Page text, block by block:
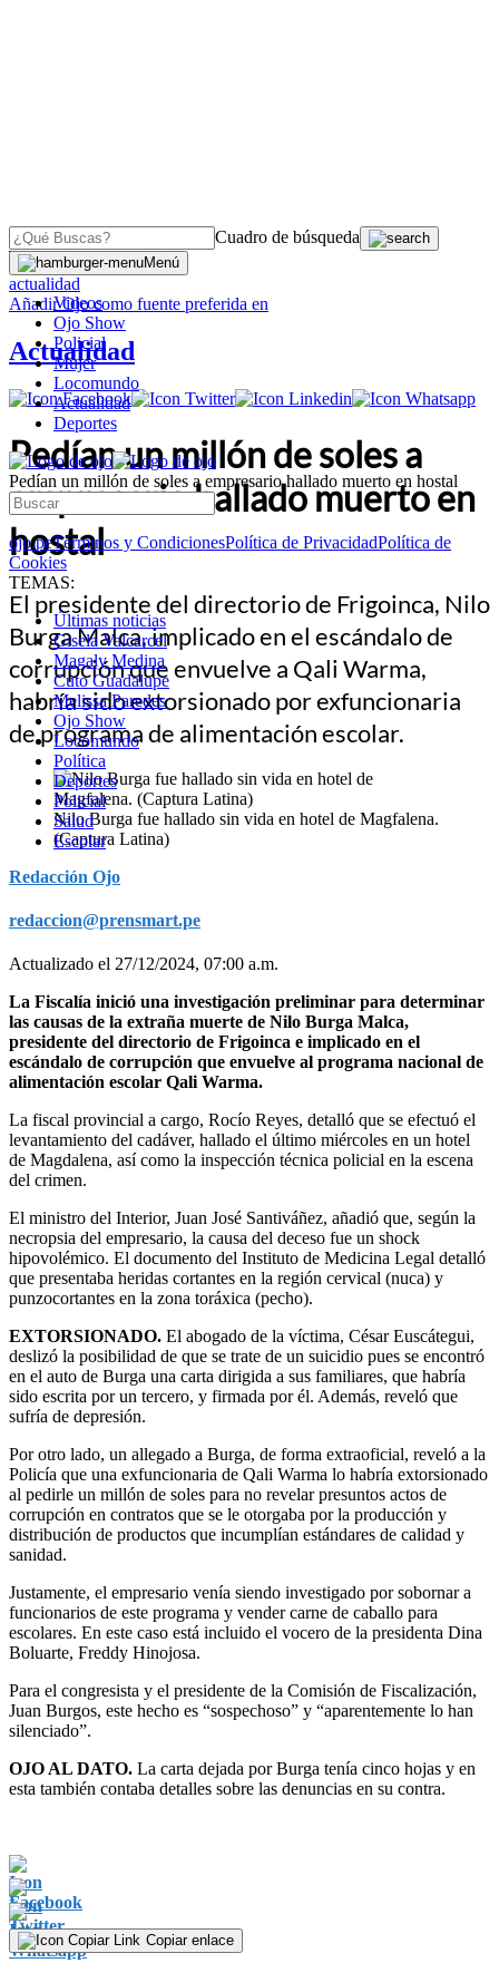
Cuadro de búsqueda
Menú
Videos
Ojo Show
Policial
Mujer
Locomundo
Actualidad
Deportes
Pedían un millón de soles a empresario hallado muerto en hostal
ojo.peTérminos y CondicionesPolítica de PrivacidadPolítica de
Cookies
TEMAS:
Últimas noticias
Gisela Valcarcel
Magaly Medina
Cuto Guadalupe
Melissa Paredes
Ojo Show
Locomundo
Política
Deportes
Policial
Salud
Escolar
OJO
actualidad
AñadirOjocomo fuente preferida en
Actualidad
Pedían un millón de soles a
empresario hallado muerto en
hostal
El presidente del directorio de Frigoinca, Nilo
Burga Malca, implicado en el escándalo de
corrupción que envuelve a Qali Warma,
habría sido extorsionado por exfuncionaria
de programa de alimentación escolar.
Nilo Burga fue hallado sin vida en hotel de Magfalena.
(Captura Latina)
Redacción Ojo
redaccion@prensmart.pe
Actualizado el 27/12/2024, 07:00 a.m.
La Fiscalía inició una investigación preliminar para determinar
las causas de la extraña muerte de Nilo Burga Malca,
presidente del directorio de Frigoinca e implicado en el
escándalo de corrupción que envuelve al programa nacional de
alimentación escolar Qali Warma.
La fiscal provincial a cargo, Rocío Reyes, detalló que se efectuó el
levantamiento del cadáver, hallado el último miércoles en un hotel
de Magdalena, así como la inspección técnica policial en la escena
del crimen.
El ministro del Interior, Juan José Santiváñez, añadió que, según la
necropsia del empresario, la causa del deceso fue un shock
hipovolémico. El documento del Instituto de Medicina Legal detalló
que presentaba heridas cortantes en la región cervical (nuca) y
punzocortantes en la zona toráxica (pecho).
EXTORSIONADO. El abogado de la víctima, César Euscátegui,
deslizó la posibilidad de que se trate de un suicidio pues se encontró
en el auto de Burga una carta dirigida a sus familiares, que habría
sido escrita por un tercero, y firmada por él. Además, reveló que
sufría de depresión.
Por otro lado, un allegado a Burga, de forma extraoficial, reveló a la
Policía que una exfuncionaria de Qali Warma lo habría extorsionado
al pedirle un millón de soles para no revelar presuntos actos de
corrupción en contratos que se le otorgaba por la producción y
distribución de productos que incumplían estándares de calidad y
sanidad.
Justamente, el empresario venía siendo investigado por sobornar a
funcionarios de este programa y vender carne de caballo para
escolares. En este caso está incluido el vocero de la presidenta Dina
Boluarte, Freddy Hinojosa.
Para el congresista y el presidente de la Comisión de Fiscalización,
Juan Burgos, este hecho es “sospechoso” y “aparentemente lo han
silenciado”.
OJO AL DATO. La carta dejada por Burga tenía cinco hojas y en
esta también contaba detalles sobre las denuncias en su contra.
Copiar enlace